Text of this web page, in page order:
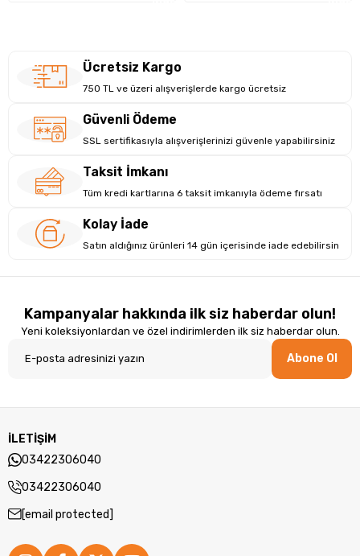
Esnek Depolama: Hız ve Kapasite Bir Arada
Asus Oyuncu Dizüstü Bilgisayar, 1 TB SSD depolama ile hızlı
kapasitenizi artırma esnekliği sağlar. Kompakt depolama
Ücretsiz Kargo
750 TL ve üzeri alışverişlerde kargo ücretsiz
Güvenli Ödeme
SSL sertifikasıyla alışverişlerinizi güvenle yapabilirsiniz
Taksit İmkanı
Tüm kredi kartlarına 6 taksit imkanıyla ödeme fırsatı
Kolay İade
Satın aldığınız ürünleri 14 gün içerisinde iade edebilirsin
Kampanyalar hakkında ilk siz haberdar olun!
Yeni koleksiyonlardan ve özel indirimlerden ilk siz haberdar olun.
Abone Ol
İLETİŞİM
03422306040
03422306040
[email protected]